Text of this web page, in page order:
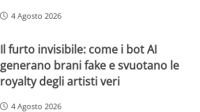
4 Agosto 2026
Il furto invisibile: come i bot AI
generano brani fake e svuotano le
royalty degli artisti veri
4 Agosto 2026